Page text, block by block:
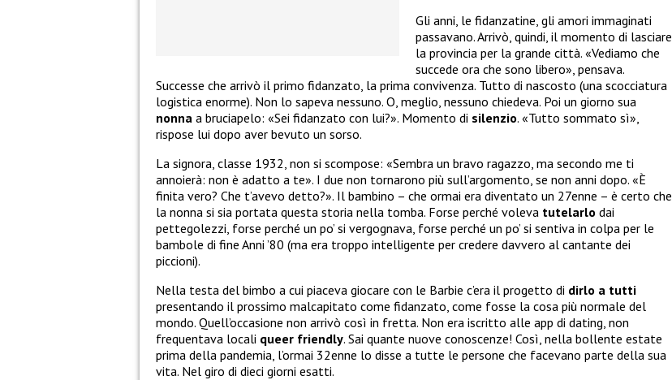
Gli anni, le fidanzatine, gli amori immaginati
passavano. Arrivò, quindi, il momento di lasciare
la provincia per la grande città. «Vediamo che
succede ora che sono libero», pensava.
Successe che arrivò il primo fidanzato, la prima convivenza. Tutto di nascosto (una scocciatura
logistica enorme). Non lo sapeva nessuno. O, meglio, nessuno chiedeva. Poi un giorno sua
nonna a bruciapelo: «Sei fidanzato con lui?». Momento di silenzio. «Tutto sommato sì»,
rispose lui dopo aver bevuto un sorso.
La signora, classe 1932, non si scompose: «Sembra un bravo ragazzo, ma secondo me ti
annoierà: non è adatto a te». I due non tornarono più sull’argomento, se non anni dopo. «È
finita vero? Che t’avevo detto?». Il bambino – che ormai era diventato un 27enne – è certo che
la nonna si sia portata questa storia nella tomba. Forse perché voleva tutelarlo dai
pettegolezzi, forse perché un po’ si vergognava, forse perché un po’ si sentiva in colpa per le
bambole di fine Anni ’80 (ma era troppo intelligente per credere davvero al cantante dei
piccioni).
Nella testa del bimbo a cui piaceva giocare con le Barbie c’era il progetto di dirlo a tutti
presentando il prossimo malcapitato come fidanzato, come fosse la cosa più normale del
mondo. Quell’occasione non arrivò così in fretta. Non era iscritto alle app di dating, non
frequentava locali queer friendly. Sai quante nuove conoscenze! Così, nella bollente estate
prima della pandemia, l’ormai 32enne lo disse a tutte le persone che facevano parte della sua
vita. Nel giro di dieci giorni esatti.